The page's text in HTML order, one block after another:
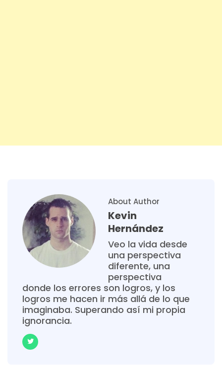
About Author
Kevin
Hernández
Veo la vida desde
una perspectiva
diferente, una
perspectiva
donde los errores son logros, y los
logros me hacen ir más allá de lo que
imaginaba. Superando así mi propia
ignorancia.